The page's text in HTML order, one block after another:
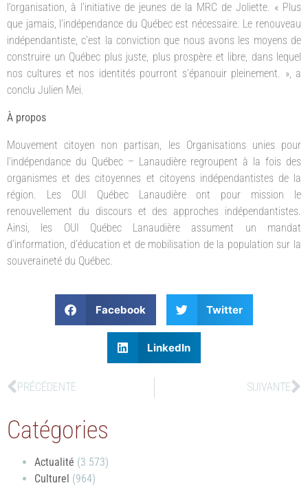
l’organisation, à l’initiative de jeunes de la MRC de Joliette. « Plus
que jamais, l’indépendance du Québec est nécessaire. Le renouveau
indépendantiste, c’est la conviction que nous avons les moyens de
construire un Québec plus juste, plus prospère et libre, dans lequel
nos cultures et nos identités pourront s’épanouir pleinement. », a
conclu Julien Mei.
À propos
Mouvement citoyen non partisan, les Organisations unies pour
l’indépendance du Québec – Lanaudière regroupent à la fois des
organismes et des citoyennes et citoyens indépendantistes de la
région. Les OUI Québec Lanaudière ont pour mission le
renouvellement du discours et des approches indépendantistes.
Ainsi, les OUI Québec Lanaudière assument un mandat
d’information, d’éducation et de mobilisation de la population sur la
souveraineté du Québec.
Facebook Twitter
LinkedIn
PRÉCÉDENTE SUIVANTE
Catégories
Actualité (3 573)
Culturel (964)